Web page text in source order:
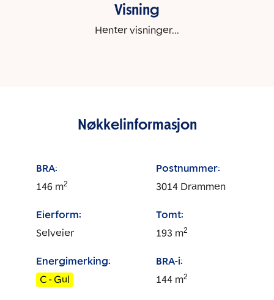
Visning
Henter visninger...
Nøkkelinformasjon
BRA:
146 m2
Postnummer:
3014 Drammen
Eierform:
Selveier
Tomt:
193 m2
Energimerking:
C - Gul
BRA-i:
144 m2